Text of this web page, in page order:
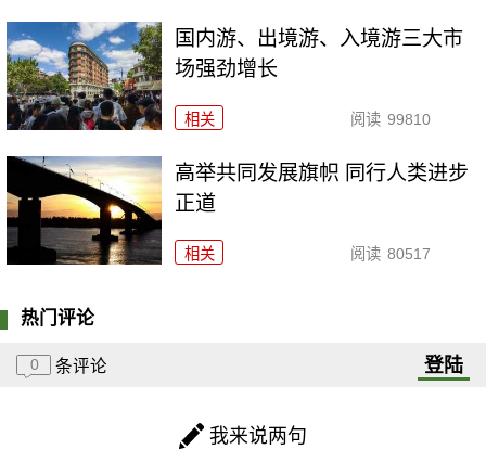
国内游、出境游、入境游三大市
场强劲增长
相关 阅读 99810
高举共同发展旗帜 同行人类进步
正道
相关 阅读 80517
热门评论
0 条评论 登陆
我来说两句